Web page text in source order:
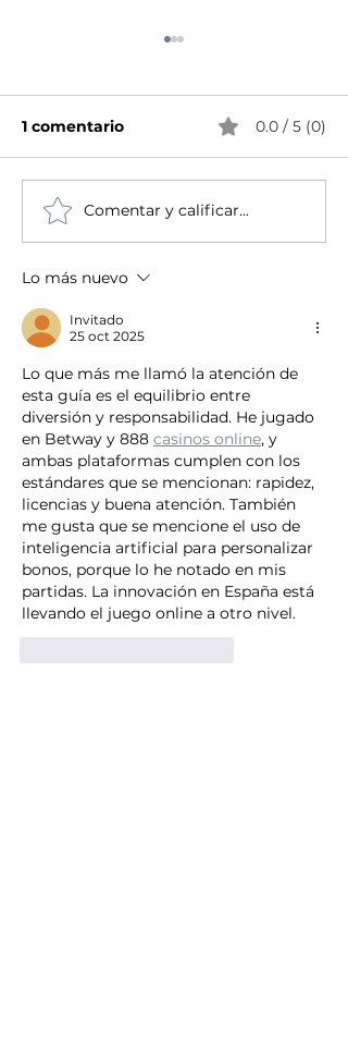
Formatos que puedes
aplicar a tus datos en
1 comentario 0.0 / 5 (0)
Comentar y calificar...
Lo más nuevo
Invitado
25 oct 2025
Lo que más me llamó la atención de
esta guía es el equilibrio entre
diversión y responsabilidad. He jugado
en Betway y 888 casinos online, y
ambas plataformas cumplen con los
estándares que se mencionan: rapidez,
licencias y buena atención. También
me gusta que se mencione el uso de
inteligencia artificial para personalizar
bonos, porque lo he notado en mis
partidas. La innovación en España está
llevando el juego online a otro nivel.